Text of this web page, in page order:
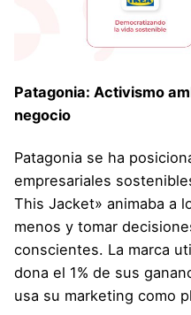
Patagonia: Activismo
negocio
Patagonia se ha
empresariales
This Jacket» animaba a
menos y tomar
conscientes. La marca
dona el 1% de sus
usa su marketing como